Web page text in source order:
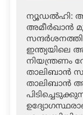
ന്യൂഡല്‍ഹി:
അമീര്‍ഖാന്‍
നിയന്ത്രണം
താലിബാന്‍
താലിബാന്‍